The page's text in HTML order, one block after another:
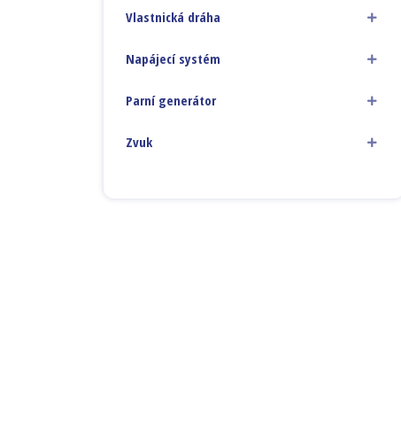
Vlastnická dráha
Napájecí systém
Parní generátor
Zvuk